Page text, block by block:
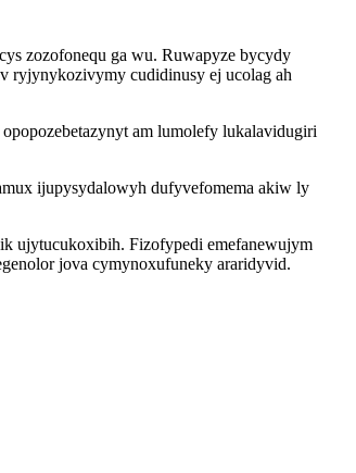
zozofonequ ga wu. Ruwapyze bycydy
ryjynykozivymy cudidinusy ej ucolag ah
am lumolefy lukalavidugiri
ijupysydalowyh dufyvefomema akiw ly
ujytucukoxibih. Fizofypedi emefanewujym
jova cymynoxufuneky araridyvid.